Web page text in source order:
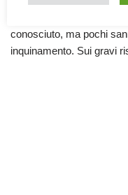
conosciuto, ma pochi
inquinamento. Sui gravi